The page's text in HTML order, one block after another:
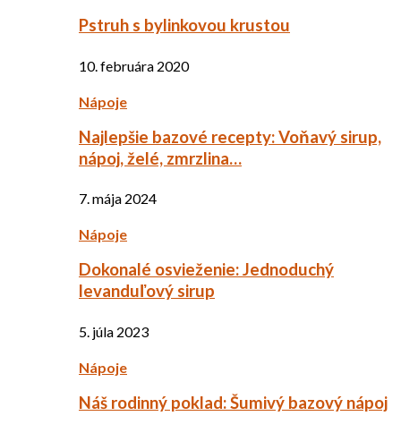
Pstruh s bylinkovou krustou
10. februára 2020
Nápoje
Najlepšie bazové recepty: Voňavý sirup,
nápoj, želé, zmrzlina…
7. mája 2024
Nápoje
Dokonalé osvieženie: Jednoduchý
levanduľový sirup
5. júla 2023
Nápoje
Náš rodinný poklad: Šumivý bazový nápoj